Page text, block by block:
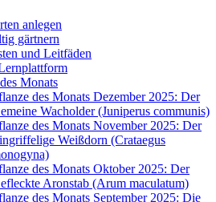
anlegen
gärtnern
und Leitfäden
Monats
des Monats Dezember 2025: Der
Wacholder (Juniperus communis)
des Monats November 2025: Der
Weißdorn (Crataegus
des Monats Oktober 2025: Der
Aronstab (Arum maculatum)
des Monats September 2025: Die